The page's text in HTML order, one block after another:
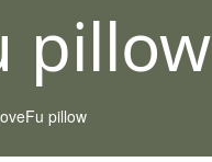
pillow
pillow